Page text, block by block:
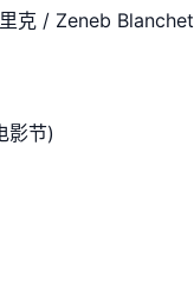
里克 / Zeneb
影节)